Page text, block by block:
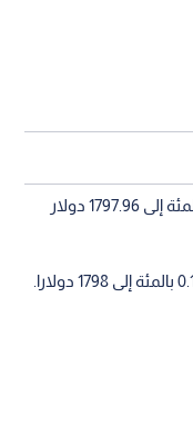
وصعد الذهب في المعاملات الفورية 0.1 بالمئة إلى 1797.96 دولار